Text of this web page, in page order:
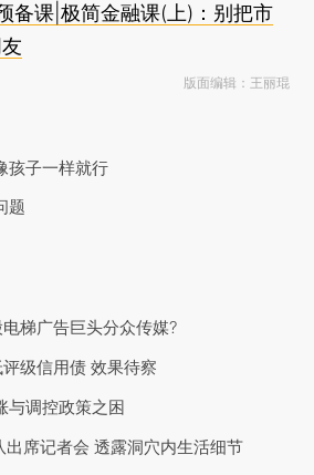
备课|极简金融课(上)：别把市
版面编辑：王丽琨
孩子一样就行
题
梯广告巨头分众传媒?
级信用债 效果待察
与调控政策之困
席记者会 透露洞穴内生活细节